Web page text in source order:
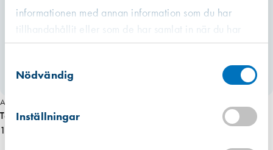
informationen med annan information som du har
tillhandahållit eller som de har samlat in när du har
använt deras tjänster.
Nödvändig
Inställningar
Art. nr 3197
Täckplugg ledhylsa 13/6,5mm,vit pris/st
1,55 kr
Finns i lager (4623 st)
Finns i lager (664 st)
Hitta hit